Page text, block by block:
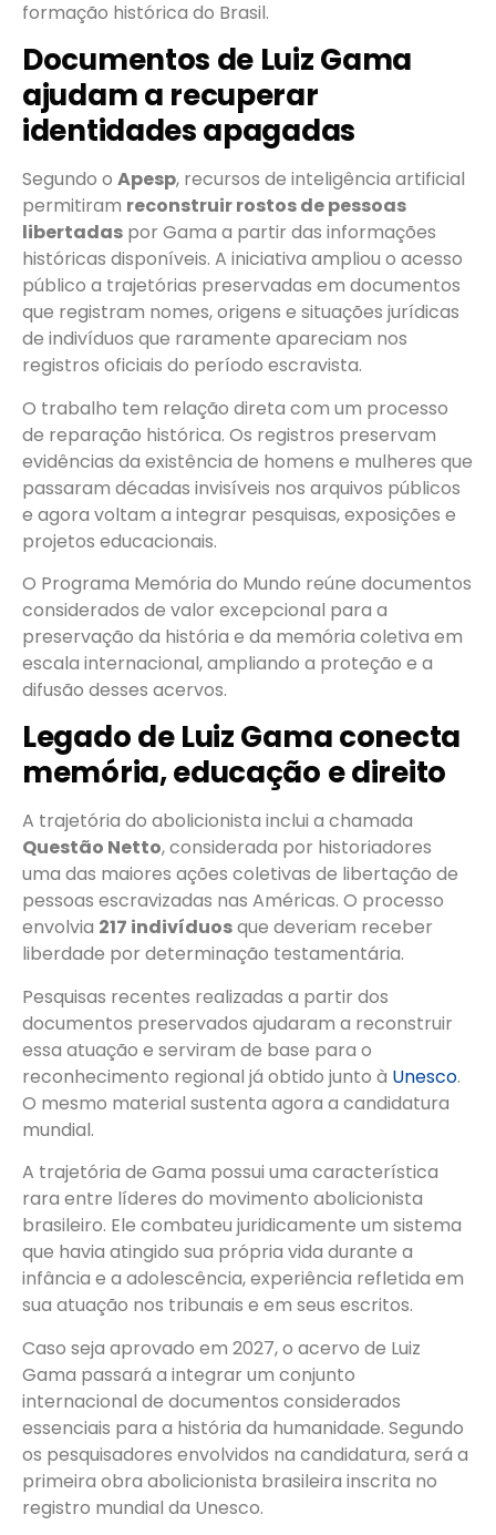
formação histórica do Brasil.
Documentos de Luiz Gama
ajudam a recuperar
identidades apagadas
Segundo o Apesp, recursos de inteligência artificial
permitiram reconstruir rostos de pessoas
libertadas por Gama a partir das informações
históricas disponíveis. A iniciativa ampliou o acesso
público a trajetórias preservadas em documentos
que registram nomes, origens e situações jurídicas
de indivíduos que raramente apareciam nos
registros oficiais do período escravista.
O trabalho tem relação direta com um processo
de reparação histórica. Os registros preservam
evidências da existência de homens e mulheres que
passaram décadas invisíveis nos arquivos públicos
e agora voltam a integrar pesquisas, exposições e
projetos educacionais.
O Programa Memória do Mundo reúne documentos
considerados de valor excepcional para a
preservação da história e da memória coletiva em
escala internacional, ampliando a proteção e a
difusão desses acervos.
Legado de Luiz Gama conecta
memória, educação e direito
A trajetória do abolicionista inclui a chamada
Questão Netto, considerada por historiadores
uma das maiores ações coletivas de libertação de
pessoas escravizadas nas Américas. O processo
envolvia 217 indivíduosque deveriam receber
liberdade por determinação testamentária.
Pesquisas recentes realizadas a partir dos
documentos preservados ajudaram a reconstruir
essa atuação e serviram de base para o
reconhecimento regional já obtido junto à Unesco.
O mesmo material sustenta agora a candidatura
mundial.
A trajetória de Gama possui uma característica
rara entre líderes do movimento abolicionista
brasileiro. Ele combateu juridicamente um sistema
que havia atingido sua própria vida durante a
infância e a adolescência, experiência refletida em
sua atuação nos tribunais e em seus escritos.
Caso seja aprovado em 2027, o acervo de Luiz
Gama passará a integrar um conjunto
internacional de documentos considerados
essenciais para a história da humanidade. Segundo
os pesquisadores envolvidos na candidatura, será a
primeira obra abolicionista brasileira inscrita no
registro mundial da Unesco.